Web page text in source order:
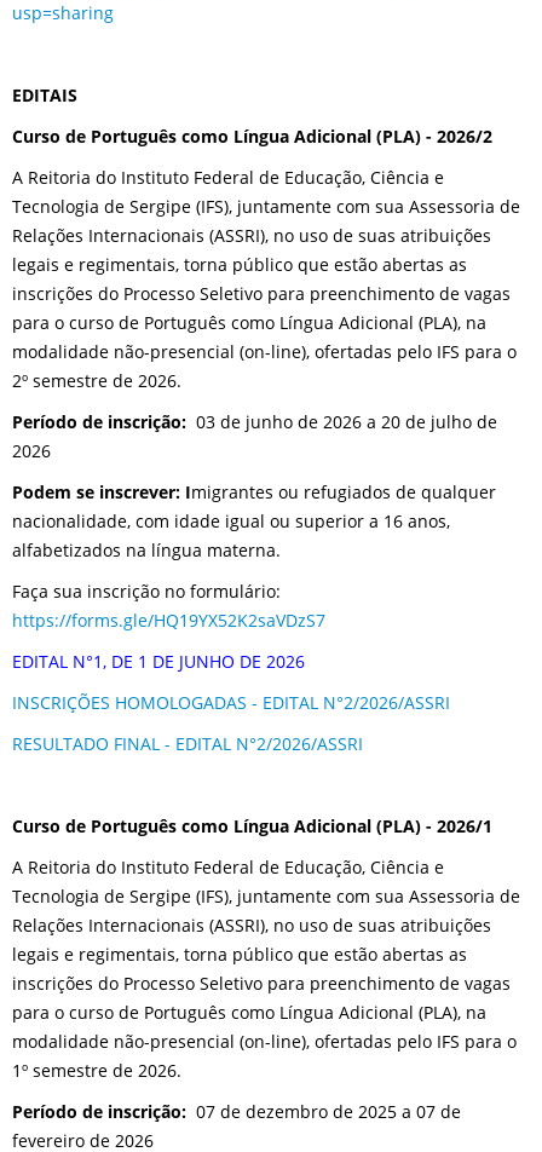
usp=sharing
EDITAIS
Curso de Português como Língua Adicional (PLA) - 2026/2
A Reitoria do Instituto Federal de Educação, Ciência e
Tecnologia de Sergipe (IFS), juntamente com sua Assessoria de
Relações Internacionais (ASSRI), no uso de suas atribuições
legais e regimentais, torna público que estão abertas as
inscrições do Processo Seletivo para preenchimento de vagas
para o curso de Português como Língua Adicional (PLA), na
modalidade não-presencial (on-line), ofertadas pelo IFS para o
2º semestre de 2026.
Período de inscrição: 03 de junho de 2026 a 20 de julho de
2026
Podem se inscrever: Imigrantes ou refugiados de qualquer
nacionalidade, com idade igual ou superior a 16 anos,
alfabetizados na língua materna.
Faça sua inscrição no formulário:
https://forms.gle/HQ19YX52K2saVDzS7
EDITAL N°1, DE 1 DE JUNHO DE 2026
INSCRIÇÕES HOMOLOGADAS - EDITAL N°2/2026/ASSRI
RESULTADO FINAL - EDITAL N°2/2026/ASSRI
Curso de Português como Língua Adicional (PLA) - 2026/1
A Reitoria do Instituto Federal de Educação, Ciência e
Tecnologia de Sergipe (IFS), juntamente com sua Assessoria de
Relações Internacionais (ASSRI), no uso de suas atribuições
legais e regimentais, torna público que estão abertas as
inscrições do Processo Seletivo para preenchimento de vagas
para o curso de Português como Língua Adicional (PLA), na
modalidade não-presencial (on-line), ofertadas pelo IFS para o
1º semestre de 2026.
Período de inscrição: 07 de dezembro de 2025 a 07 de
fevereiro de 2026